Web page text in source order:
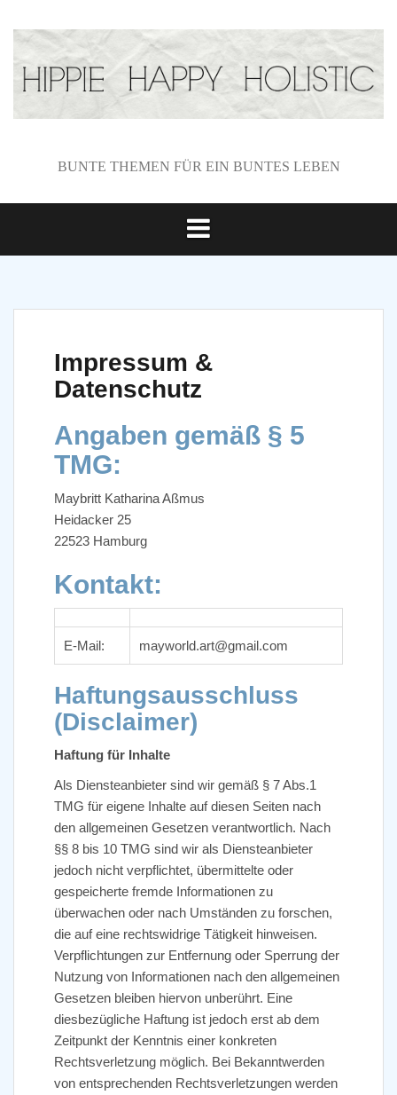
t
BUNTE THEMEN FÜR EIN BUNTES LEBEN
Impressum &
Datenschutz
Angaben gemäß § 5
TMG:
Maybritt Katharina Aßmus
Heidacker 25
22523 Hamburg
Kontakt:
E-Mail: mayworld.art@gmail.com
Haftungsausschluss
(Disclaimer)
Haftung für Inhalte
Als Diensteanbieter sind wir gemäß § 7 Abs.1
TMG für eigene Inhalte auf diesen Seiten nach
den allgemeinen Gesetzen verantwortlich. Nach
§§ 8 bis 10 TMG sind wir als Diensteanbieter
jedoch nicht verpflichtet, übermittelte oder
gespeicherte fremde Informationen zu
überwachen oder nach Umständen zu forschen,
die auf eine rechtswidrige Tätigkeit hinweisen.
Verpflichtungen zur Entfernung oder Sperrung der
Nutzung von Informationen nach den allgemeinen
Gesetzen bleiben hiervon unberührt. Eine
diesbezügliche Haftung ist jedoch erst ab dem
Zeitpunkt der Kenntnis einer konkreten
Rechtsverletzung möglich. Bei Bekanntwerden
von entsprechenden Rechtsverletzungen werden